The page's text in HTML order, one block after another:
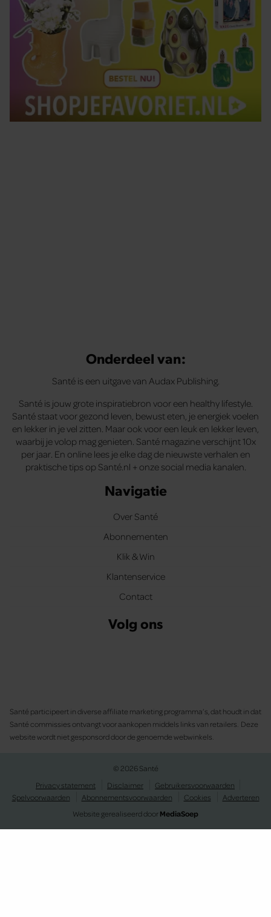
Onderdeel van:
Santé is een uitgave van Audax Publishing.
Santé is jouw grote inspiratiebron voor een healthy lifestyle.
Santé staat voor gezond leven, bewust eten, je energiek voelen
en lekker in je vel zitten. Maar ook voor een leuk en lekker leven,
waarbij je volop mag genieten. Santé magazine verschijnt 10x
per jaar. En online lees je elke dag de nieuwste verhalen en
praktische tips op Santé.nl + onze social media kanalen.
Navigatie
Over Santé
Abonnementen
Klik & Win
Klantenservice
Contact
Volg ons
Santé participeert in diverse affiliate marketing programma’s, dat houdt in dat
Santé commissies ontvangt voor aankopen middels links van retailers. Deze
website wordt niet gesponsord door de genoemde webwinkels.
© 2026 Santé
Privacy statement
Disclaimer
Gebruikersvoorwaarden
Spelvoorwaarden
Abonnementsvoorwaarden Cookies
Adverteren
Website gerealiseerd doorMediaSoep